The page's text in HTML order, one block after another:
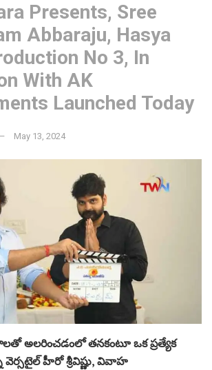
Presents, Sree
Abbaraju, Hasya
No 3, In
With AK
Launched Today
May 13, 2024
అలరించడంలో తనకంటూ ఒక ప్రత్యేక
వెర్సటైల్ హీరో శ్రీవిష్ణు, వివాహ